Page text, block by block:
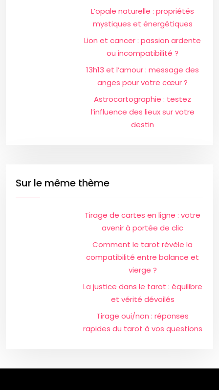
L’opale naturelle : propriétés
mystiques et énergétiques
Lion et cancer : passion ardente
ou incompatibilité ?
13h13 et l’amour : message des
anges pour votre cœur ?
Astrocartographie : testez
l’influence des lieux sur votre
destin
Sur le même thème
Tirage de cartes en ligne : votre
avenir à portée de clic
Comment le tarot révèle la
compatibilité entre balance et
vierge ?
La justice dans le tarot : équilibre
et vérité dévoilés
Tirage oui/non : réponses
rapides du tarot à vos questions